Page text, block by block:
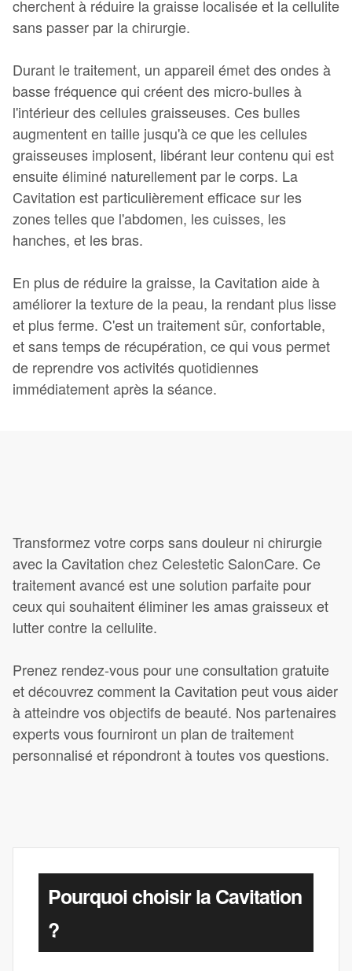
cherchent à réduire la graisse localisée et la cellulite
sans passer par la chirurgie.
Durant le traitement, un appareil émet des ondes à
basse fréquence qui créent des micro-bulles à
l'intérieur des cellules graisseuses. Ces bulles
augmentent en taille jusqu'à ce que les cellules
graisseuses implosent, libérant leur contenu qui est
ensuite éliminé naturellement par le corps. La
Cavitation est particulièrement efficace sur les
zones telles que l'abdomen, les cuisses, les
hanches, et les bras.
En plus de réduire la graisse, la Cavitation aide à
améliorer la texture de la peau, la rendant plus lisse
et plus ferme. C'est un traitement sûr, confortable,
et sans temps de récupération, ce qui vous permet
de reprendre vos activités quotidiennes
immédiatement après la séance.
Transformez votre corps sans douleur ni chirurgie
avec la Cavitation chez Celestetic SalonCare. Ce
traitement avancé est une solution parfaite pour
ceux qui souhaitent éliminer les amas graisseux et
lutter contre la cellulite.
Prenez rendez-vous pour une consultation gratuite
et découvrez comment la Cavitation peut vous aider
à atteindre vos objectifs de beauté. Nos partenaires
experts vous fourniront un plan de traitement
personnalisé et répondront à toutes vos questions.
Pourquoi choisir la Cavitation
?